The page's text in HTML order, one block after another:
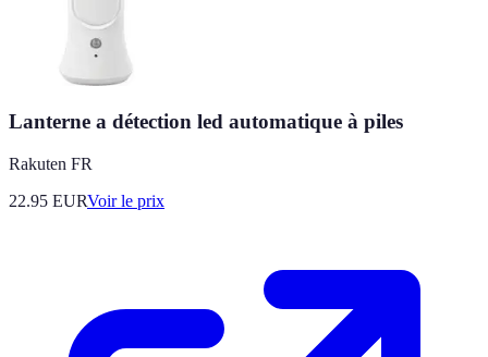
Lanterne a détection led automatique à piles
Rakuten FR
22.95 EURVoir le prix